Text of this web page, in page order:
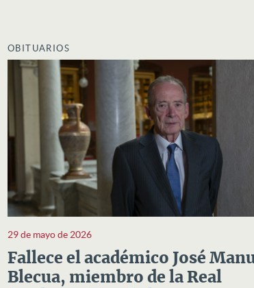
OBITUARIOS
29 de mayo de 2026
Fallece el académico José
Blecua, miembro de la Real